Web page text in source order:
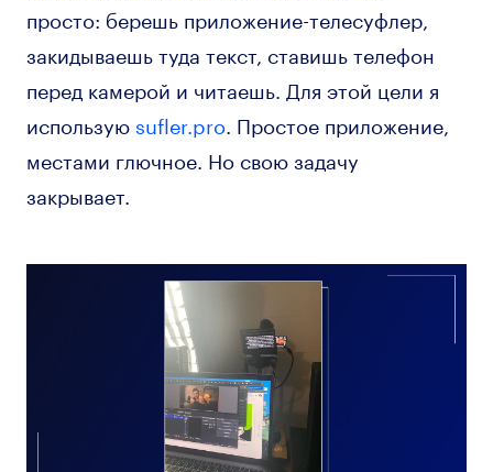
просто: берешь приложение-телесуфлер,
закидываешь туда текст, ставишь телефон
перед камерой и читаешь. Для этой цели я
использую sufler.pro. Простое приложение,
местами глючное. Но свою задачу
закрывает.